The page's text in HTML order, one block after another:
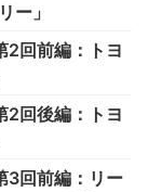
ー」
2回前編：トヨ
2回後編：トヨ
3回前編：リー